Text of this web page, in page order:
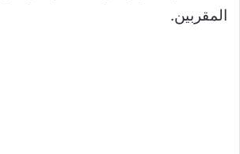
المقربين.